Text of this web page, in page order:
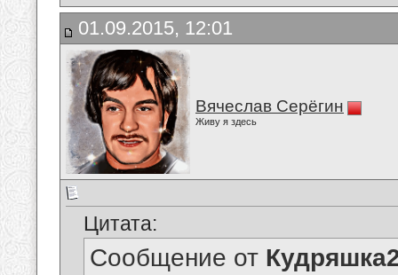
01.09.2015, 12:01
Вячеслав Серёгин
Живу я здесь
Цитата:
Сообщение от